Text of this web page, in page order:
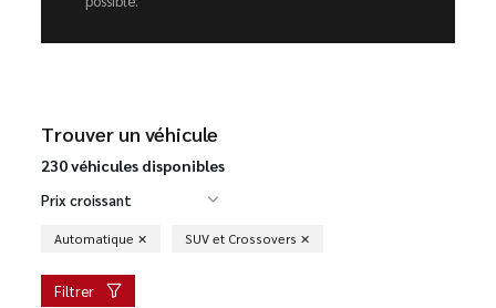
Trouver un véhicule
230 véhicules disponibles
Prix croissant
Automatique SUV et Crossovers
Filtrer